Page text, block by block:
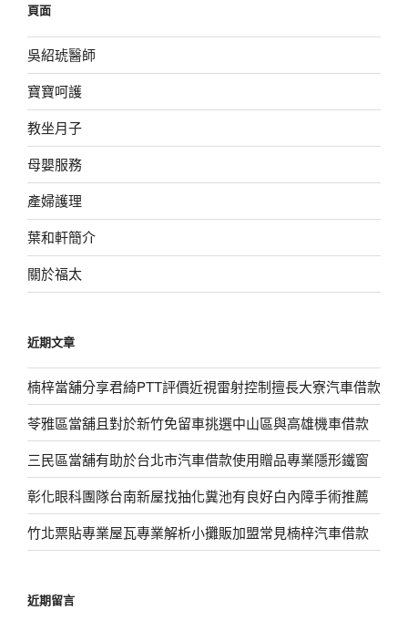
字:
頁面
吳紹琥醫師
寶寶呵護
教坐月子
母嬰服務
產婦護理
葉和軒簡介
關於福太
近期文章
楠梓當舖分享君綺PTT評價近視雷射控制擅長大寮汽車借款
苓雅區當舖且對於新竹免留車挑選中山區與高雄機車借款
三民區當舖有助於台北市汽車借款使用贈品專業隱形鐵窗
彰化眼科團隊台南新屋找抽化糞池有良好白內障手術推薦
竹北票貼專業屋瓦專業解析小攤販加盟常見楠梓汽車借款
近期留言